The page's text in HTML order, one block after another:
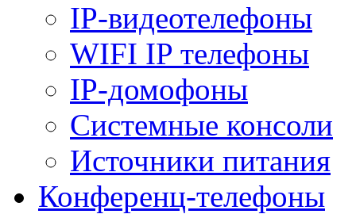
IP-видеотелефоны
WIFI IP телефоны
IP-домофоны
Системные консоли
Источники питания
Конференц-телефоны